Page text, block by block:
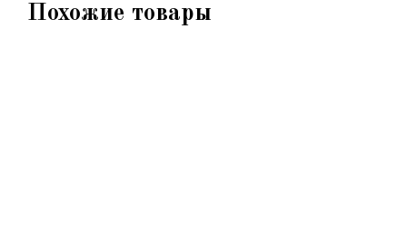
Похожие товары